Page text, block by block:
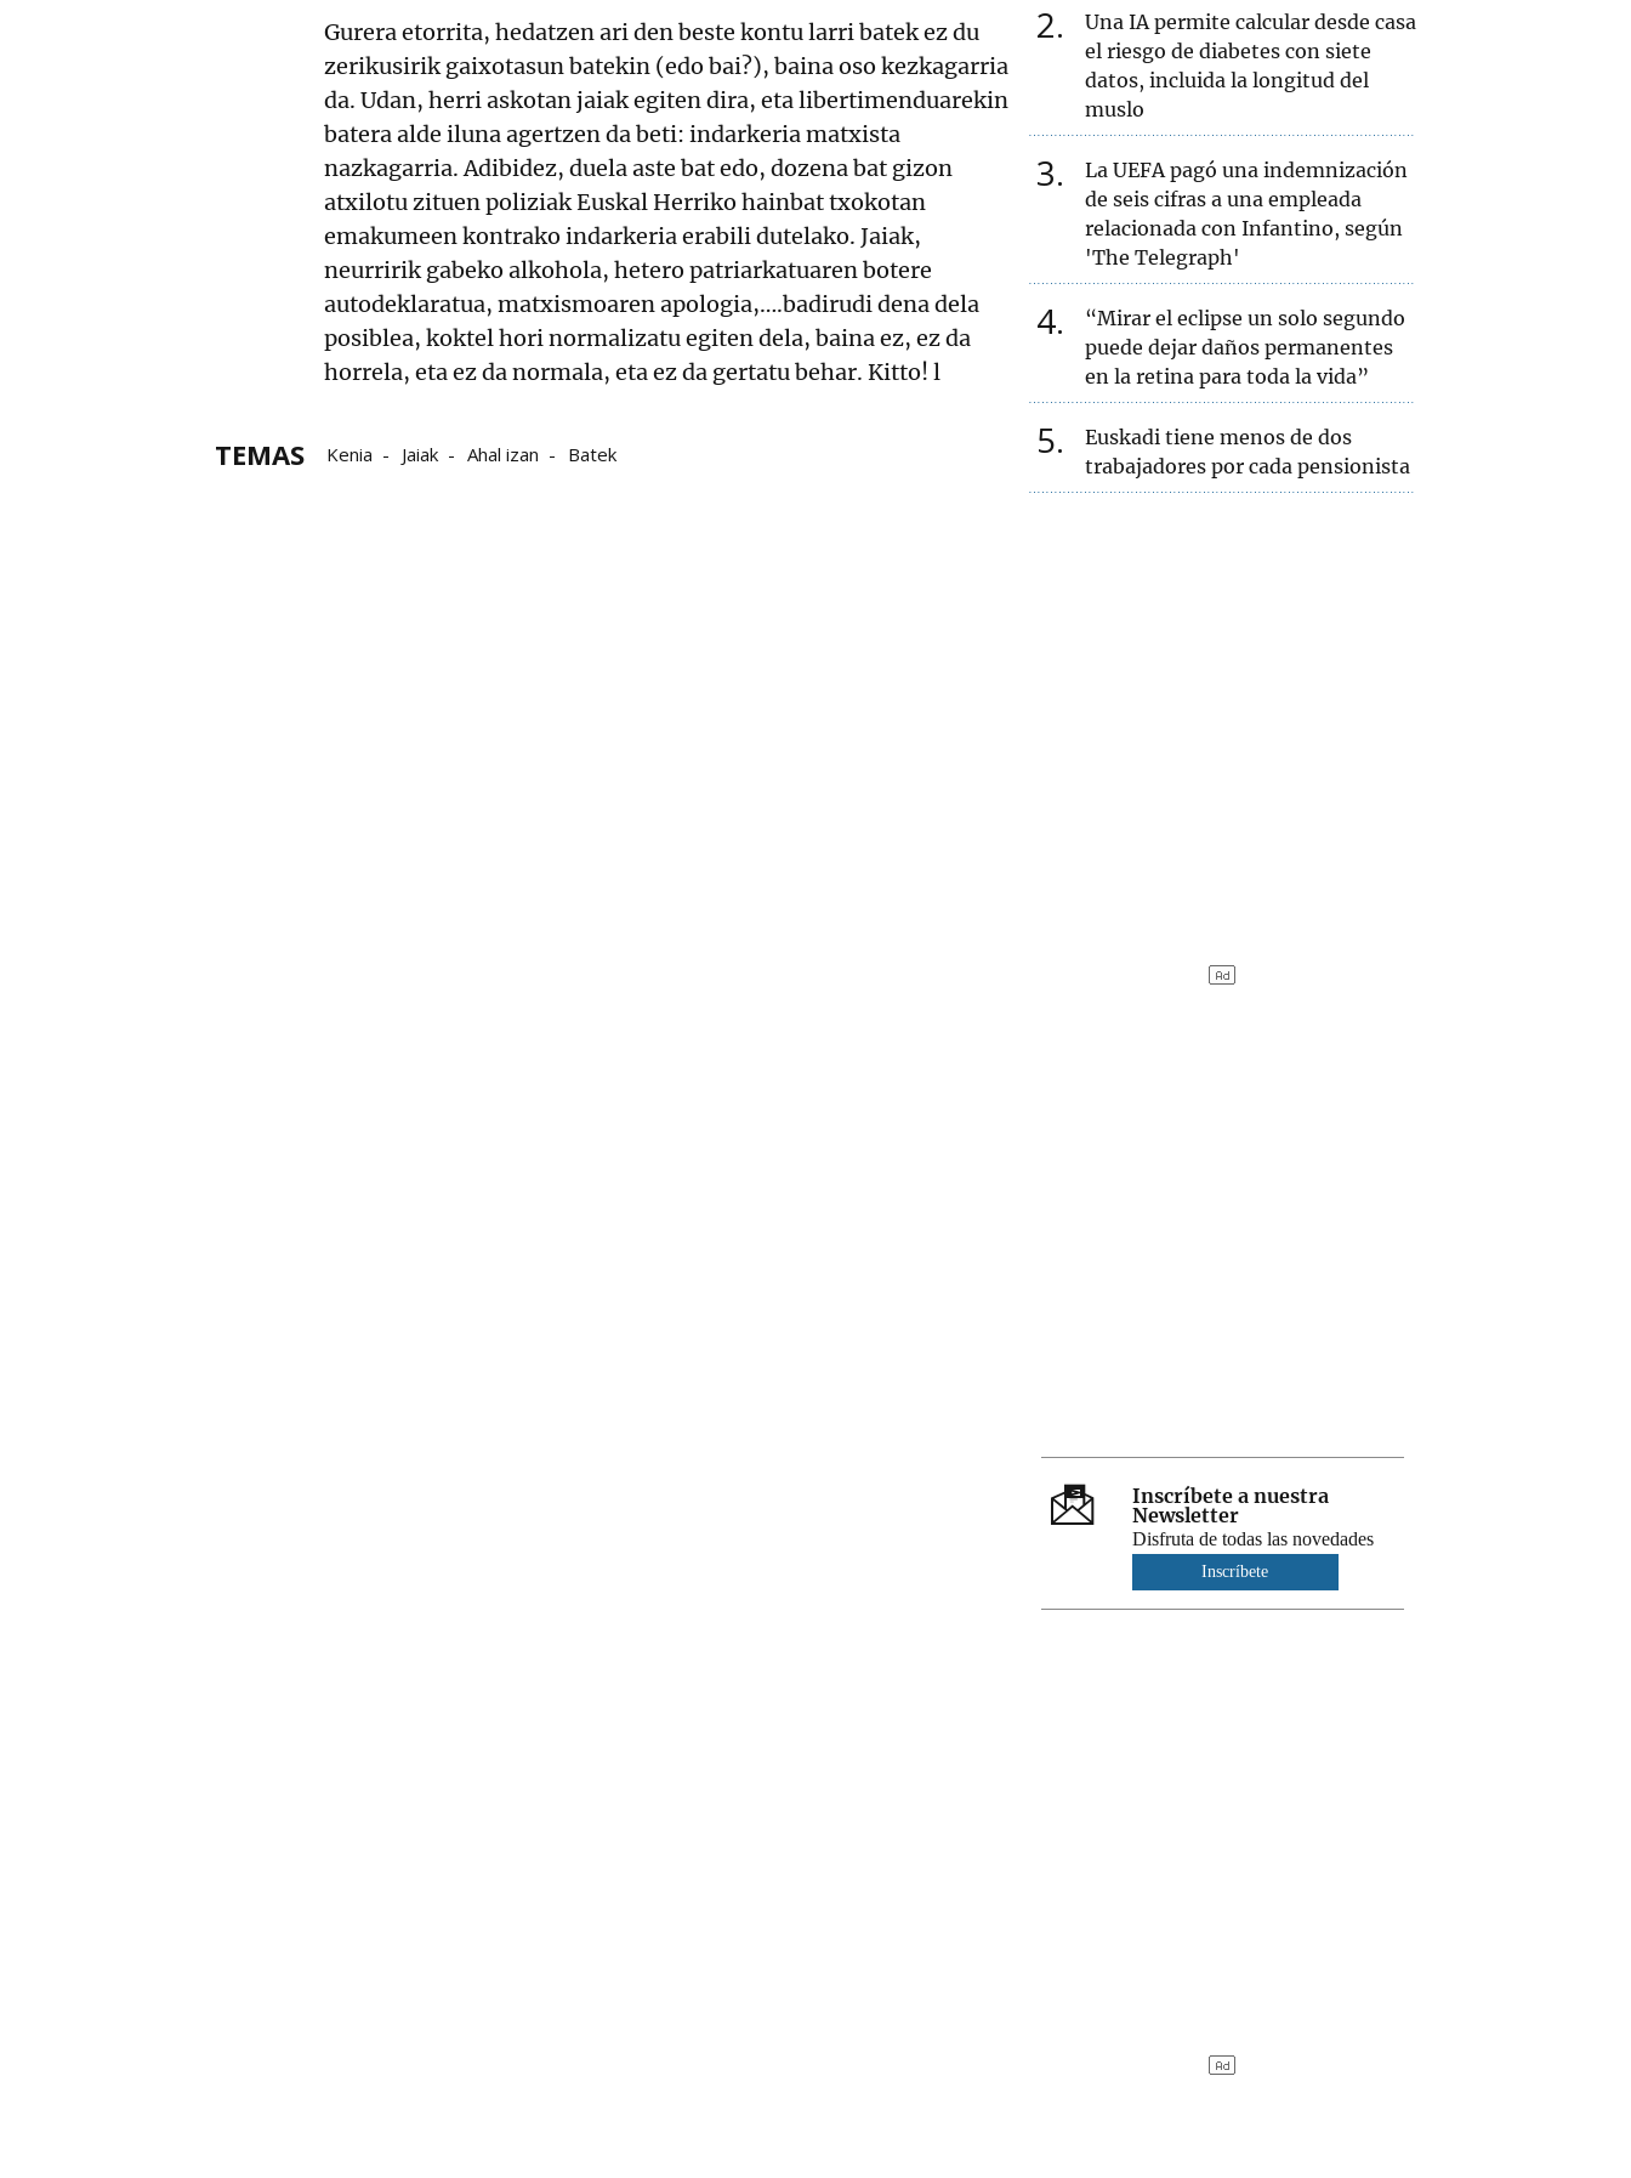
Gurera etorrita, hedatzen ari den beste kontu larri batek ez du
zerikusirik gaixotasun batekin (edo bai?), baina oso kezkagarria
da. Udan, herri askotan jaiak egiten dira, eta libertimenduarekin
batera alde iluna agertzen da beti: indarkeria matxista
nazkagarria. Adibidez, duela aste bat edo, dozena bat gizon
atxilotu zituen poliziak Euskal Herriko hainbat txokotan
emakumeen kontrako indarkeria erabili dutelako. Jaiak,
neurririk gabeko alkohola, hetero patriarkatuaren botere
autodeklaratua, matxismoaren apologia,….badirudi dena dela
posiblea, koktel hori normalizatu egiten dela, baina ez, ez da
horrela, eta ez da normala, eta ez da gertatu behar. Kitto! l
TEMAS Kenia Jaiak Ahal izan Batek
2
Una IA permite calcular desde casa
el riesgo de diabetes con siete
datos, incluida la longitud del
muslo
3
La UEFA pagó una indemnización
de seis cifras a una empleada
relacionada con Infantino, según
'The Telegraph'
4
“Mirar el eclipse un solo segundo
puede dejar daños permanentes
en la retina para toda la vida”
5
Euskadi tiene menos de dos
trabajadores por cada pensionista
Inscríbete a nuestra
Newsletter
Disfruta de todas las novedades
Inscríbete